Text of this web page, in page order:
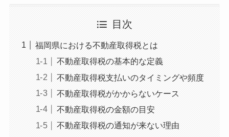
目次
福岡県における不動産取得税とは
不動産取得税の基本的な定義
不動産取得税支払いのタイミングや頻度
不動産取得税がかからないケース
不動産取得税の金額の目安
不動産取得税の通知が来ない理由